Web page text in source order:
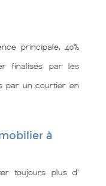
principale, 40%
finalisés par les
par un courtier en
à
toujours plus d'